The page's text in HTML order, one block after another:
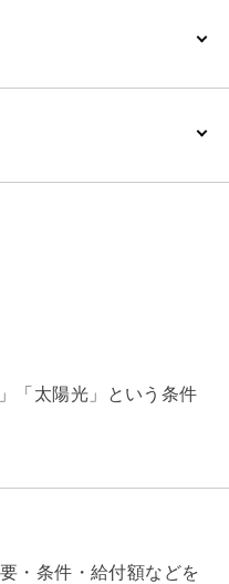
「太陽光」という条件
・条件・給付額などを